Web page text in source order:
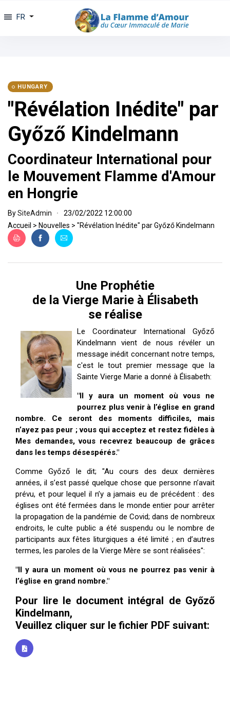
FR
HUNGARY
"Révélation Inédite" par
Győző Kindelmann
Coordinateur International pour
le Mouvement Flamme d'Amour
en Hongrie
BySiteAdmin
23/02/2022 12:00:00
Accueil > Nouvelles > "Révélation Inédite" par Győző Kindelmann
Une Prophétie
de la Vierge Marie à Élisabeth
se réalise
Le Coordinateur International Győző
Kindelmann vient de nous révéler un
message inédit concernant notre temps,
c'est le tout premier message que la
Sainte Vierge Marie a donné à Élisabeth:
"Il y aura un moment où vous ne
pourrez plus venir à l’église en grand
nombre. Ce seront des moments difficiles, mais
n’ayez pas peur ; vous qui acceptez et restez fidèles à
Mes demandes, vous recevrez beaucoup de grâces
dans les temps désespérés."
Comme Győző le dit; "Au cours des deux dernières
années, il s’est passé quelque chose que personne n’avait
prévu, et pour lequel il n’y a jamais eu de précédent : des
églises ont été fermées dans le monde entier pour arrêter
la propagation de la pandémie de Covid; dans de nombreux
endroits, le culte public a été suspendu ou le nombre de
participants aux fêtes liturgiques a été limité ; en d’autres
termes, les paroles de la Vierge Mère se sont réalisées":
"Il y aura un moment où vous ne pourrez pas venir à
l’église en grand nombre."
Pour lire le document intégral de Győző
Kindelmann,
Veuillez cliquer sur le fichier PDF suivant: